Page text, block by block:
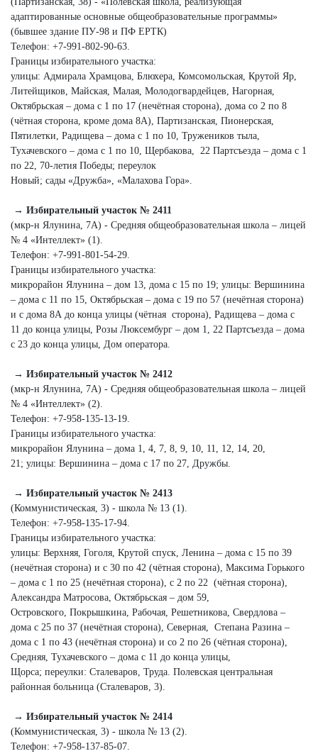
адаптированные основные общеобразовательные программы»
(бывшее здание ПУ-98 и ПФ ЕРТК)
Телефон: +7‑991‑802‑90‑63.
Границы избирательного участка:
улицы: Адмирала Храмцова, Блюхера, Комсомольская, Крутой Яр,
Литейщиков, Майская, Малая, Молодогвардейцев, Нагорная,
Октябрьская – дома с 1 по 17 (нечётная сторона), дома со 2 по 8
(чётная сторона, кроме дома 8А), Партизанская, Пионерская,
Пятилетки, Радищева – дома с 1 по 10, Тружеников тыла,
Тухачевского – дома с 1 по 10, Щербакова, 22 Партсъезда – дома с 1
по 22, 70-летия Победы; переулок
Новый; сады «Дружба», «Малахова Гора».
→ Избирательный участок № 2411
(мкр-н Ялунина, 7А) - Средняя общеобразовательная школа – лицей
№ 4 «Интеллект» (1).
Телефон: +7‑991‑801‑54‑29.
Границы избирательного участка:
микрорайон Ялунина – дом 13, дома с 15 по 19; улицы: Вершинина
– дома с 11 по 15, Октябрьская – дома с 19 по 57 (нечётная сторона)
и с дома 8А до конца улицы (чётная сторона), Радищева – дома с
11 до конца улицы, Розы Люксембург – дом 1, 22 Партсъезда – дома
с 23 до конца улицы, Дом оператора.
→ Избирательный участок № 2412
(мкр-н Ялунина, 7А) - Средняя общеобразовательная школа – лицей
№ 4 «Интеллект» (2).
Телефон: +7‑958‑135‑13‑19.
Границы избирательного участка:
микрорайон Ялунина – дома 1, 4, 7, 8, 9, 10, 11, 12, 14, 20,
21; улицы: Вершинина – дома с 17 по 27, Дружбы.
→ Избирательный участок № 2413
(Коммунистическая, 3) - школа № 13 (1).
Телефон: +7‑958‑135‑17‑94.
Границы избирательного участка:
улицы: Верхняя, Гоголя, Крутой спуск, Ленина – дома с 15 по 39
(нечётная сторона) и с 30 по 42 (чётная сторона), Максима Горького
– дома с 1 по 25 (нечётная сторона), с 2 по 22 (чётная сторона),
Александра Матросова, Октябрьская – дом 59,
Островского, Покрышкина, Рабочая, Решетникова, Свердлова –
дома с 25 по 37 (нечётная сторона), Северная, Степана Разина –
дома с 1 по 43 (нечётная сторона) и со 2 по 26 (чётная сторона),
Средняя, Тухачевского – дома с 11 до конца улицы,
Щорса; переулки: Сталеваров, Труда. Полевская центральная
районная больница (Сталеваров, 3).
→ Избирательный участок № 2414
(Коммунистическая, 3) - школа № 13 (2).
Телефон: +7‑958‑137‑85‑07.